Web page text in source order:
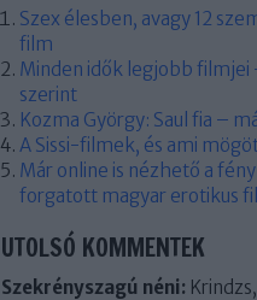
Szex élesben, avagy 12
film
Minden idők legjobb filmjei
szerint
Kozma György: Saul fia –
A Sissi-filmek, és ami
Már online is nézhető a
forgatott magyar erotikus
UTOLSÓ KOMMENTEK
Szekrényszagú néni: